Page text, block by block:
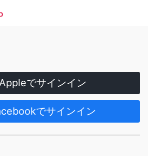
Appleでサインイン
でサインイン